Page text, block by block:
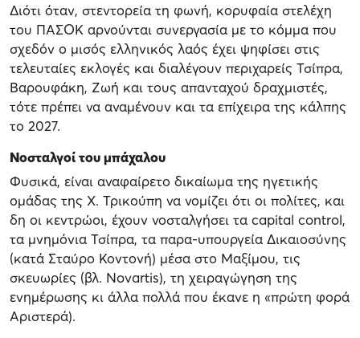
Διότι όταν, στεντορεία τη φωνή, κορυφαία στελέχη
του ΠΑΣΟΚ αρνούνται συνεργασία με το κόμμα που
σχεδόν ο μισός ελληνικός λαός έχει ψηφίσει στις
τελευταίες εκλογές και διαλέγουν περιχαρείς Τσίπρα,
Βαρουφάκη, Ζωή και τους απανταχού δραχμιστές,
τότε πρέπει να αναμένουν και τα επίχειρα της κάλπης
το 2027.
Νοσταλγοί του μπάχαλου
Φυσικά, είναι αναφαίρετο δικαίωμα της ηγετικής
ομάδας της Χ. Τρικούπη να νομίζει ότι οι πολίτες, και
δη οι κεντρώοι, έχουν νοσταλγήσει τα capital control,
τα μνημόνια Τσίπρα, τα παρα-υπουργεία Δικαιοσύνης
(κατά Σταύρο Κοντονή) μέσα στο Μαξίμου, τις
σκευωρίες (βλ. Novartis), τη χειραγώγηση της
ενημέρωσης κι άλλα πολλά που έκανε η «πρώτη φορά
Αριστερά).